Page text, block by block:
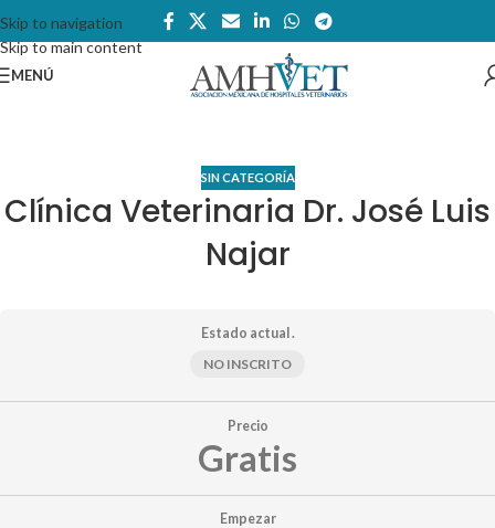
Skip to navigation
Skip to main content
MENÚ
SIN CATEGORÍA
Clínica Veterinaria Dr. José Luis
Najar
Estado actual .
NO INSCRITO
Precio
Gratis
Empezar